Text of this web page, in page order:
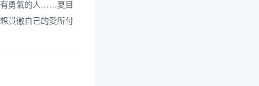
有勇氣的人……夏目
貫徹自己的愛所付